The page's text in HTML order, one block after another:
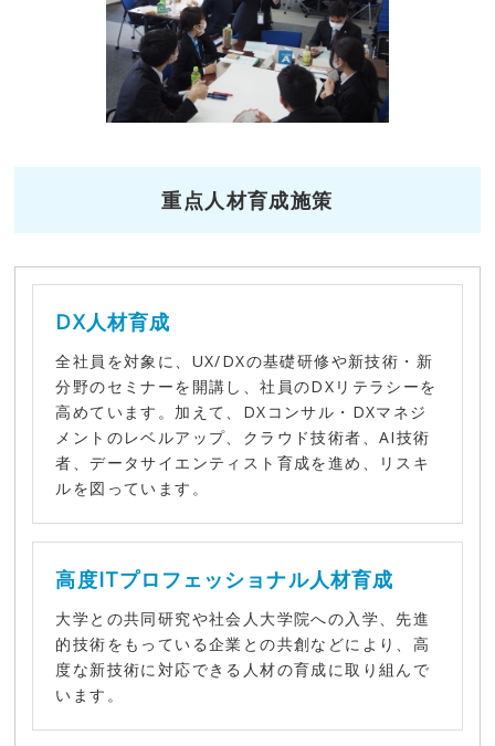
重点人材育成施策
DX人材育成
全社員を対象に、UX/DXの基礎研修や新技術・新
分野のセミナーを開講し、社員のDXリテラシーを
高めています。加えて、DXコンサル・DXマネジ
メントのレベルアップ、クラウド技術者、AI技術
者、データサイエンティスト育成を進め、リスキ
ルを図っています。
高度ITプロフェッショナル人材育成
大学との共同研究や社会人大学院への入学、先進
的技術をもっている企業との共創などにより、高
度な新技術に対応できる人材の育成に取り組んで
います。